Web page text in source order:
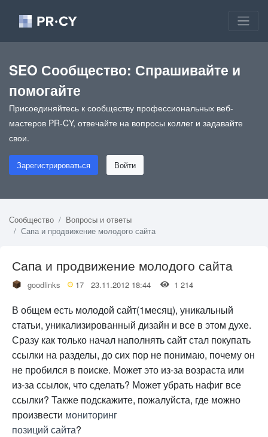
SEO Сообщество: Спрашивайте и
помогайте
Присоединяйтесь к сообществу профессиональных веб-
мастеров PR-CY, отвечайте на вопросы коллег и задавайте
свои.
Зарегистрироваться Войти
Сообщество
Вопросы и ответы
Сапа и продвижение молодого сайта
Сапа и продвижение молодого сайта
goodlinks 17 23.11.2012 18:44 1 214
В общем есть молодой сайт(1месяц), уникальный
статьи, уникализированный дизайн и все в этом духе.
Сразу как только начал наполнять сайт стал покупать
ссылки на разделы, до сих пор не понимаю, почему он
не пробился в поиске. Может это из-за возраста или
из-за ссылок, что сделать? Может убрать нафиг все
ссылки? Также подскажите, пожалуйста, где можно
произвести мониторинг
позиций сайта?